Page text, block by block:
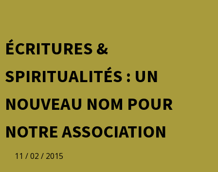
ÉCRITURES &
SPIRITUALITÉS : UN
NOUVEAU NOM POUR
NOTRE ASSOCIATION
11 / 02 / 2015